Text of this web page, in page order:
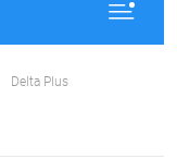
Delta Plus